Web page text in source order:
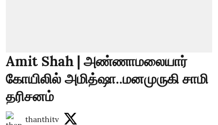
Amit Shah | அண்ணாமலையார்
கோயிலில் அமித்ஷா..மனமுருகி சாமி
தரிசனம்
thanthitv